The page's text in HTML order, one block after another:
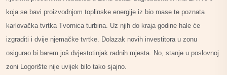
koja se bavi proizvodnjom toplinske energije iz bio mase te poznata
karlovačka tvrtka Tvornica turbina. Uz njih do kraja godine hale će
izgraditi i dvije njemačke tvrtke. Dolazak novih investitora u zonu
osigurao bi barem još dvjestotinjak radnih mjesta. No, stanje u poslovnoj
zoni Logorište nije uvijek bilo tako sjajno.